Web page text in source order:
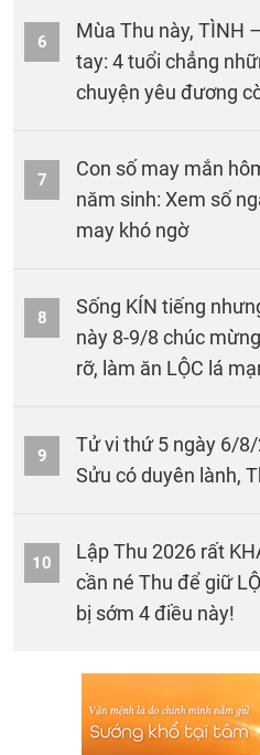
6
Mùa Thu này, TÌNH
tay: 4 tuổi chẳng
chuyện yêu đương
7
Con số may mắn
năm sinh: Xem số
may khó ngờ
8
Sống KÍN tiếng
này 8-9/8 chúc
rỡ, làm ăn LỘC lá
9
Tử vi thứ 5 ngày 6/
Sửu có duyên lành,
10
Lập Thu 2026 rất
cần né Thu để giữ
bị sớm 4 điều này!